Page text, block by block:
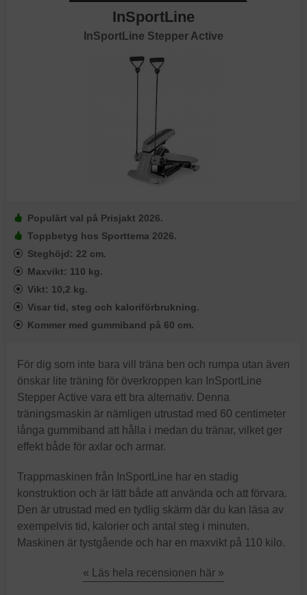
InSportLine
InSportLine Stepper Active
Populärt val på Prisjakt 2026.
Toppbetyg hos Sporttema 2026.
Steghöjd: 22 cm.
Maxvikt: 110 kg.
Vikt: 10,2 kg.
Visar tid, steg och kaloriförbrukning.
Kommer med gummiband på 60 cm.
För dig som inte bara vill träna ben och rumpa utan även
önskar lite träning för överkroppen kan InSportLine
Stepper Active vara ett bra alternativ. Denna
träningsmaskin är nämligen utrustad med 60 centimeter
långa gummiband att hålla i medan du tränar, vilket ger
effekt både för axlar och armar.
Trappmaskinen från InSportLine har en stadig
konstruktion och är lätt både att använda och att förvara.
Den är utrustad med en tydlig skärm där du kan läsa av
exempelvis tid, kalorier och antal steg i minuten.
Maskinen är tystgående och har en maxvikt på 110 kilo.
« Läs hela recensionen här »